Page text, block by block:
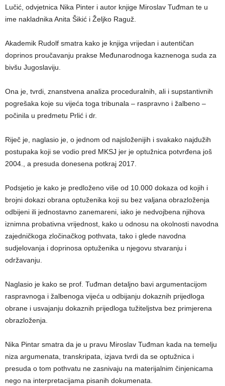
Lučić, odvjetnica Nika Pinter i autor knjige Miroslav Tuđman te u
ime nakladnika Anita Šikić i Željko Raguž.
Akademik Rudolf smatra kako je knjiga vrijedan i autentičan
doprinos proučavanju prakse Međunarodnoga kaznenoga suda za
bivšu Jugoslaviju.
Ona je, tvrdi, znanstvena analiza proceduralnih, ali i supstantivnih
pogrešaka koje su vijeća toga tribunala – raspravno i žalbeno –
počinila u predmetu Prlić i dr.
Riječ je, naglasio je, o jednom od najsloženijih i svakako najdužih
postupaka koji se vodio pred MKSJ jer je optužnica potvrđena još
2004., a presuda donesena potkraj 2017.
Podsjetio je kako je predloženo više od 10.000 dokaza od kojih i
brojni dokazi obrana optuženika koji su bez valjana obrazloženja
odbijeni ili jednostavno zanemareni, iako je nedvojbena njihova
iznimna probativna vrijednost, kako u odnosu na okolnosti navodna
zajedničkoga zločinačkog pothvata, tako i glede navodna
sudjelovanja i doprinosa optuženika u njegovu stvaranju i
održavanju.
Naglasio je kako se prof. Tuđman detaljno bavi argumentacijom
raspravnoga i žalbenoga vijeća u odbijanju dokaznih prijedloga
obrane i usvajanju dokaznih prijedloga tužiteljstva bez primjerena
obrazloženja.
Nika Pintar smatra da je u pravu Miroslav Tuđman kada na temelju
niza argumenata, transkripata, izjava tvrdi da se optužnica i
presuda o tom pothvatu ne zasnivaju na materijalnim činjenicama
nego na interpretacijama pisanih dokumenata.